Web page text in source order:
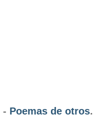
- Poemas de otros.